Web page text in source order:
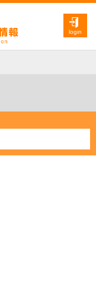
login